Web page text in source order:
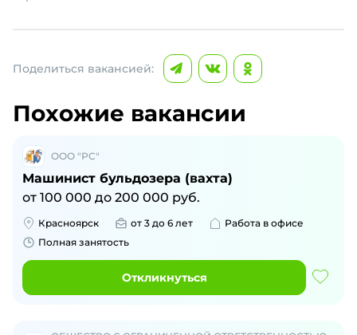
Поделиться вакансией:
Похожие вакансии
ООО "РС"
Машинист бульдозера (вахта)
от 100 000 до 200 000 руб.
Красноярск от 3 до 6 лет
Работа в офисе
Полная занятость
Откликнуться